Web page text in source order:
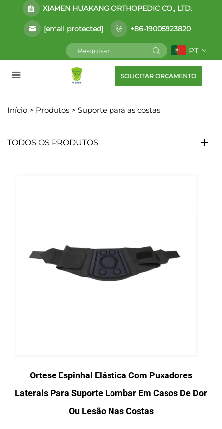
XIAMEN HUAKANG ORTHOPEDIC CO., LTD.
[email protected] +86-19005923820
PT
SOLICITAR ORÇAMENTO
Início > Produtos > Suporte para as costas
TODOS OS PRODUTOS
Ortese Espinhal Elástica Com Puxadores
Laterais Para Suporte Lombar Em Casos De Dor
Ou Lesão Nas Costas